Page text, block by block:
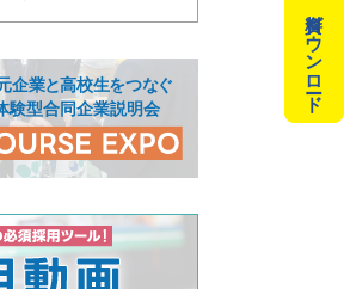
資料ダウンロード